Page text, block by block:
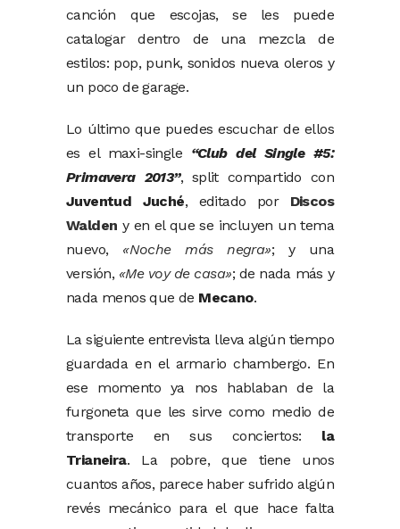
canción que escojas, se les puede
catalogar dentro de una mezcla de
estilos: pop, punk, sonidos nueva oleros y
un poco de garage.
Lo último que puedes escuchar de ellos
es el maxi-single “Club del Single #5:
Primavera 2013”, split compartido con
Juventud Juché, editado por Discos
Walden y en el que se incluyen un tema
nuevo, «Noche más negra»; y una
versión, «Me voy de casa»; de nada más y
nada menos que de Mecano.
La siguiente entrevista lleva algún tiempo
guardada en el armario chambergo. En
ese momento ya nos hablaban de la
furgoneta que les sirve como medio de
transporte en sus conciertos: la
Trianeira. La pobre, que tiene unos
cuantos años, parece haber sufrido algún
revés mecánico para el que hace falta